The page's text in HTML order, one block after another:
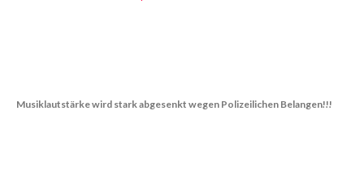
Musiklautstärke wird stark abgesenkt wegen Polizeilichen Belangen!!!